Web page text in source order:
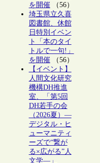
を開催（56）
埼玉県立久喜
図書館、休館
日特別イベン
ト「本のタイ
トルで一句!」
を開催（56）
【イベント】
人間文化研究
機構DH推進
室、「第5回
DH若手の会
（2026夏）―
デジタル・ヒ
ューマニティ
ーズで“繋が
る×広がる”人
文学―」